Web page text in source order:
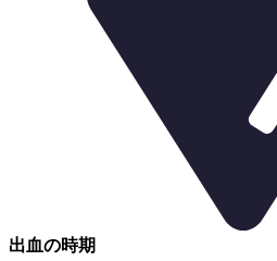
出血の時期